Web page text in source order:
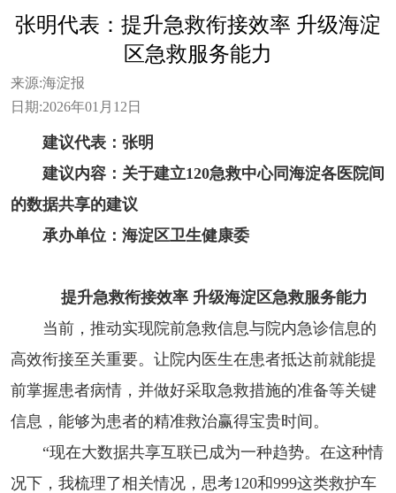
张明代表：提升急救衔接效率 升级海淀
区急救服务能力
来源:海淀报
日期:2026年01月12日
建议代表：张明
建议内容：关于建立120急救中心同海淀各医院间
的数据共享的建议
承办单位：海淀区卫生健康委
提升急救衔接效率 升级海淀区急救服务能力
当前，推动实现院前急救信息与院内急诊信息的
高效衔接至关重要。让院内医生在患者抵达前就能提
前掌握患者病情，并做好采取急救措施的准备等关键
信息，能够为患者的精准救治赢得宝贵时间。
“现在大数据共享互联已成为一种趋势。在这种情
况下，我梳理了相关情况，思考120和999这类救护车